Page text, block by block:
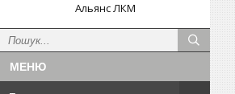
Альянс ЛКМ